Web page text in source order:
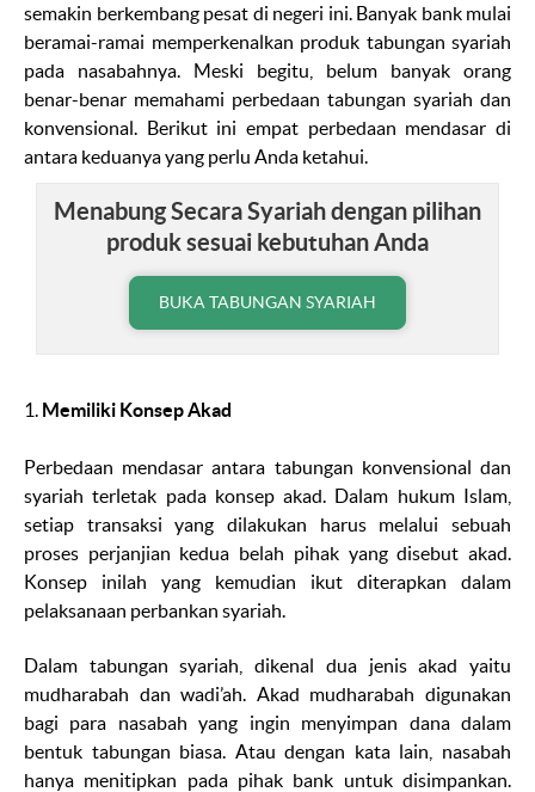
semakin berkembang pesat di negeri ini. Banyak bank mulai
beramai-ramai memperkenalkan produk tabungan syariah
pada nasabahnya. Meski begitu, belum banyak orang
benar-benar memahami perbedaan tabungan syariah dan
konvensional. Berikut ini empat perbedaan mendasar di
antara keduanya yang perlu Anda ketahui.
Menabung Secara Syariah dengan pilihan
produk sesuai kebutuhan Anda
BUKA TABUNGAN SYARIAH
1. Memiliki Konsep Akad
Perbedaan mendasar antara tabungan konvensional dan
syariah terletak pada konsep akad. Dalam hukum Islam,
setiap transaksi yang dilakukan harus melalui sebuah
proses perjanjian kedua belah pihak yang disebut akad.
Konsep inilah yang kemudian ikut diterapkan dalam
pelaksanaan perbankan syariah.
Dalam tabungan syariah, dikenal dua jenis akad yaitu
mudharabah danwadi’ah . Akad mudharabahdigunakan
bagi para nasabah yang ingin menyimpan dana dalam
bentuk tabungan biasa. Atau dengan kata lain, nasabah
hanya menitipkan pada pihak bank untuk disimpankan.